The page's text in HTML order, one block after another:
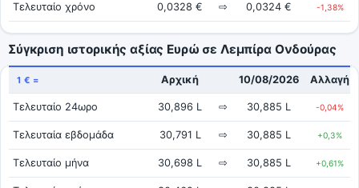
Τελευταίο χρόνο 0,0328 € ⇨ 0,0324 € -1,38%
Σύγκριση ιστορικής αξίας Ευρώ σε Λεμπίρα Ονδούρας
1 € = Αρχική 10/08/2026 Αλλαγή
Τελευταίο 24ωρο 30,896 L ⇨ 30,885 L -0,04%
Τελευταία εβδομάδα 30,791 L ⇨ 30,885 L +0,3%
Τελευταίο μήνα 30,698 L ⇨ 30,885 L +0,61%